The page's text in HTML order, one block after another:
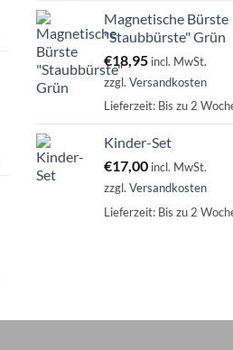
Magnetische Bürste
"Staubbürste" Grün
€18,95 incl. MwSt.
zzgl. Versandkosten
Lieferzeit: Bis zu 2
Kinder-Set
€17,00 incl. MwSt.
zzgl. Versandkosten
Lieferzeit: Bis zu 2